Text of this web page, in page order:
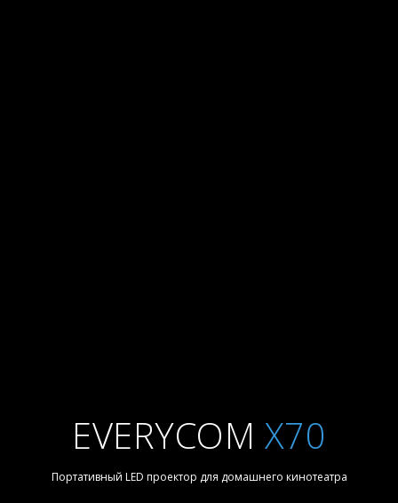
EVERYCOM X70
Портативный LED проектор для домашнего кинотеатра